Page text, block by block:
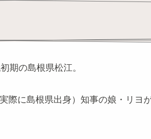
期の島根県松江。
に島根県出身）知事の娘・リヨ